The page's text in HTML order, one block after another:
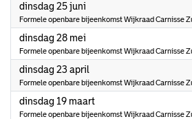
dinsdag 25 juni
Formele openbare bijeenkomst Wijkraad Carnisse
dinsdag 28 mei
Formele openbare bijeenkomst Wijkraad Carnisse
dinsdag 23 april
Formele openbare bijeenkomst Wijkraad Carnisse
dinsdag 19 maart2024
Formele openbare bijeenkomst Wijkraad Carnisse